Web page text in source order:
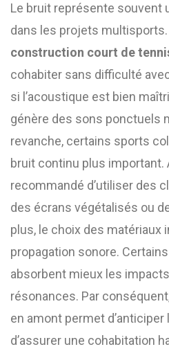
Le bruit représente souvent
dans les projets multisports.
construction court de
cohabiter sans difficulté
si l’acoustique est bien
génère des sons ponctuels
revanche, certains sports
bruit continu plus important.
recommandé d’utiliser des
des écrans végétalisés ou
plus, le choix des matériaux
propagation sonore.
absorbent mieux les
résonances. Par
en amont permet
d’assurer une cohabitation